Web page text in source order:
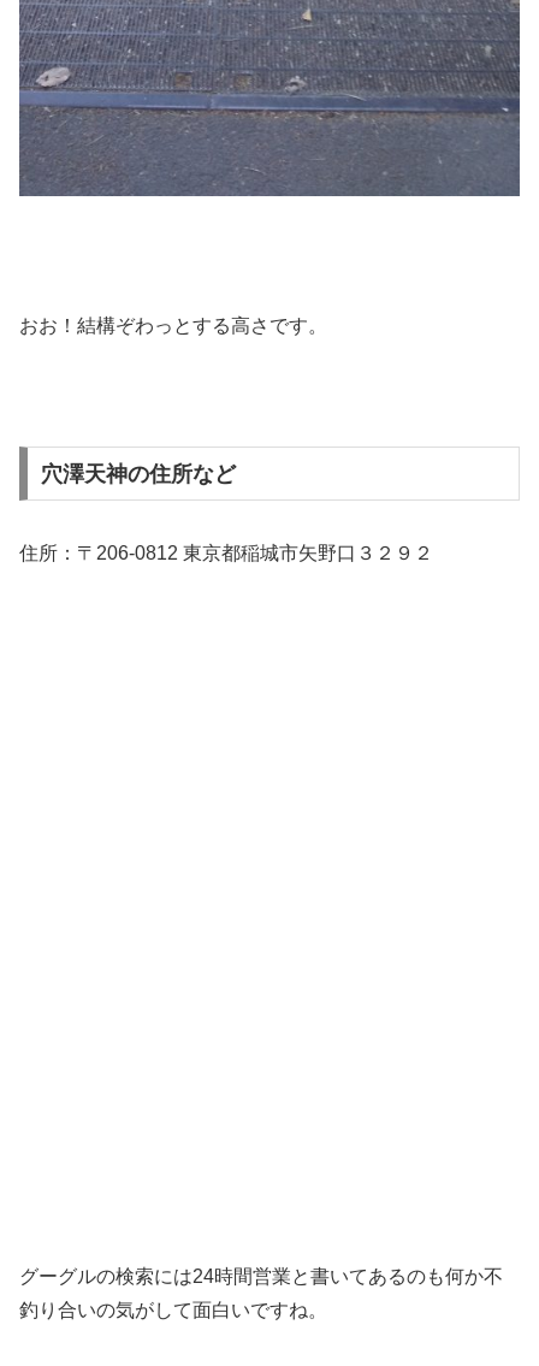
おお！結構ぞわっとする高さです。
穴澤天神の住所など
住所：〒206-0812 東京都稲城市矢野口３２９２
グーグルの検索には24時間営業と書いてあるのも何か不
釣り合いの気がして面白いですね。